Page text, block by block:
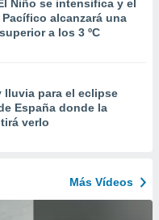
Niño se intensifica y el
Pacífico alcanzará una
a los 3 ºC
lluvia para el eclipse
España donde la
verlo
Más Vídeos